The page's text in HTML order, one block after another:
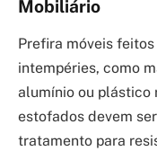
Mobiliário
Prefira móveis
intempéries, como
alumínio ou plástico
estofados devem
tratamento para